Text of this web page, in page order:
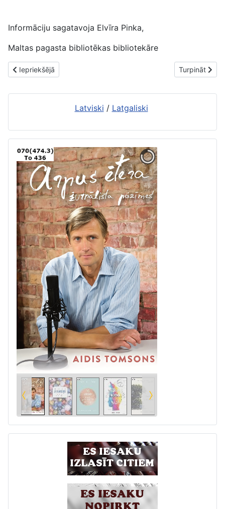
Informāciju sagatavoja Elvīra Pinka,
Maltas pagasta bibliotēkas bibliotekāre
Iepriekšējais raksts: Vinnijs Pūks pulcina draugus
Iepriekšējā Nākamais
Turpināt
Latviski / Latgaliski